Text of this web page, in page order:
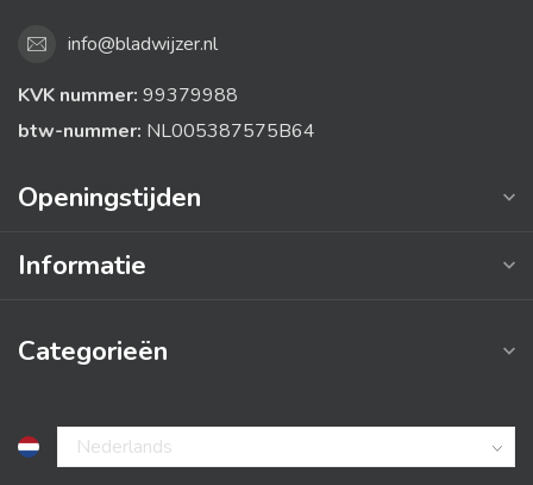
info@bladwijzer.nl
KVK nummer: 99379988
btw-nummer: NL005387575B64
Openingstijden
Informatie
Categorieën